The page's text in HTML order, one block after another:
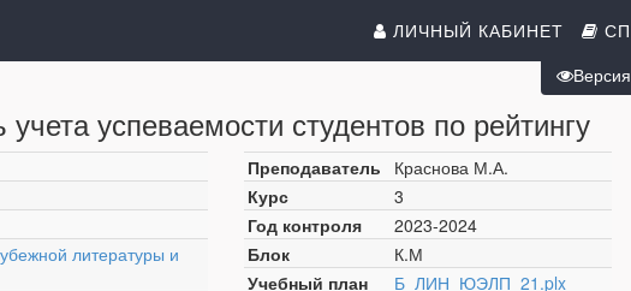
ЛИЧНЫЙ КАБИНЕТ
успеваемости студентов по рейтингу
литературы и
Преподаватель
Краснова М.А.
Курс
3
Год контроля
2023-2024
Блок
К.М
Учебный план
Б_ЛИН_ЮЭЛП_21.plx